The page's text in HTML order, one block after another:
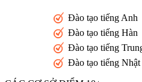
Đào tạo tiếng Anh
Đào tạo tiếng Hàn
Đào tạo tiếng
Đào tạo tiếng Nhật